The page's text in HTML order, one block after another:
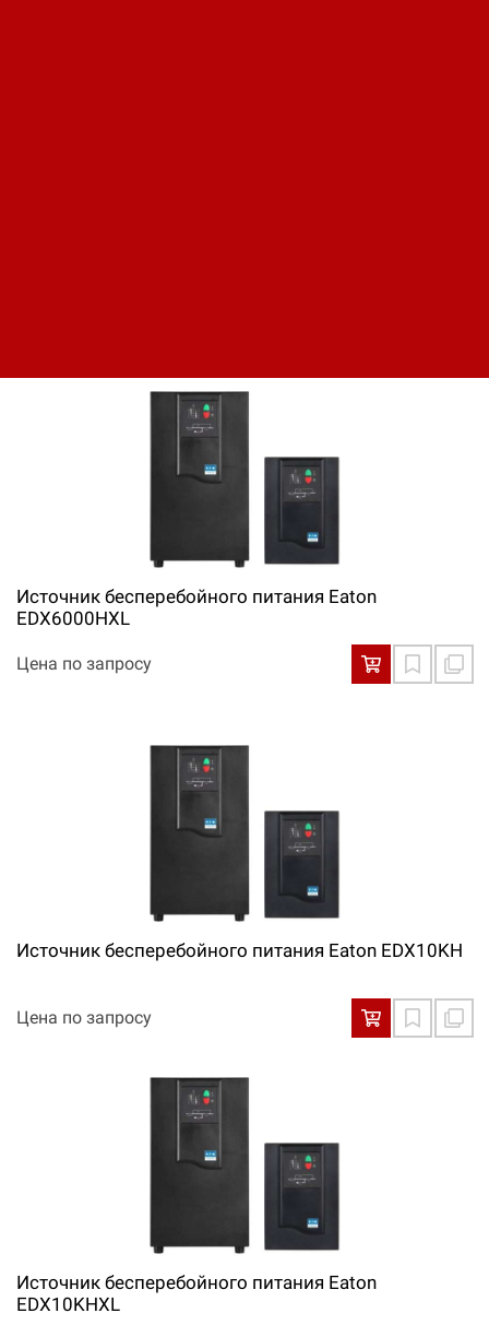
Источник бесперебойного питания Eaton
EDX6000HXL
Цена по запросу
Источник бесперебойного питания Eaton EDX10KH
Цена по запросу
Источник бесперебойного питания Eaton
EDX10KHXL